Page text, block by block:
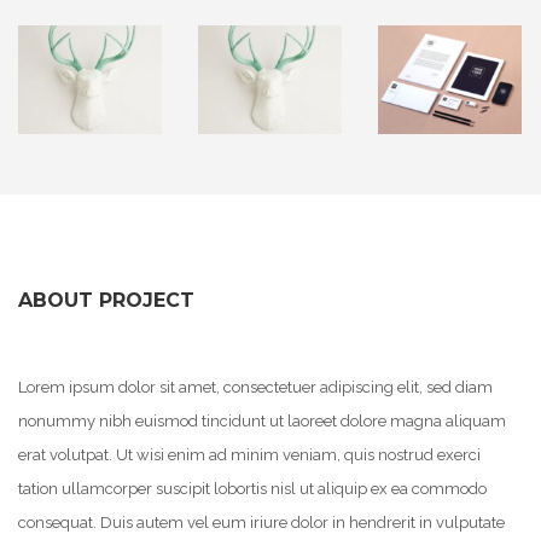
ABOUT PROJECT
Lorem ipsum dolor sit amet, consectetuer adipiscing elit, sed diam
nonummy nibh euismod tincidunt ut laoreet dolore magna aliquam
erat volutpat. Ut wisi enim ad minim veniam, quis nostrud exerci
tation ullamcorper suscipit lobortis nisl ut aliquip ex ea commodo
consequat. Duis autem vel eum iriure dolor in hendrerit in vulputate